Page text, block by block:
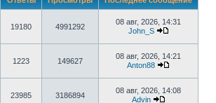
19180 4991292
08 авг, 2026, 14:31
John_S
к
последнему
сообщению
1223 149627
08 авг, 2026, 14:21
Anton88
к
последнему
23985 3186894
08 авг, 2026, 14:08
Advin